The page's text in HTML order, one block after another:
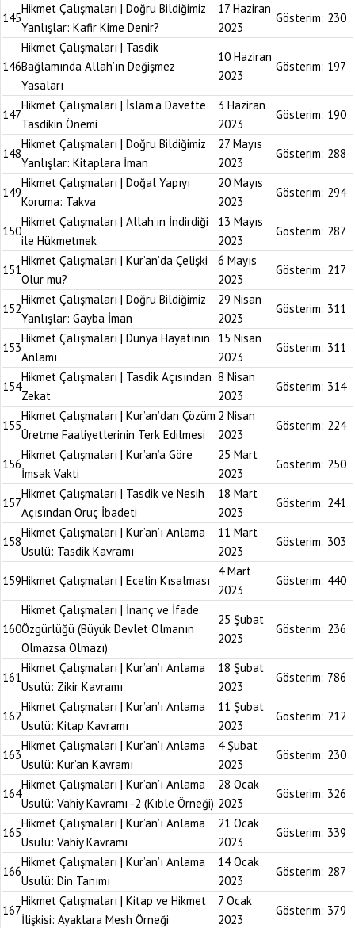
145
Hikmet Çalışmaları | Doğru Bildiğimiz
Yanlışlar: Kafir Kime Denir?
17 Haziran
2023
Gösterim: 230
146
Hikmet Çalışmaları | Tasdik
Bağlamında Allah’ın Değişmez
Yasaları
10 Haziran
2023
Gösterim: 197
147
Hikmet Çalışmaları | İslam’a Davette
Tasdikin Önemi
3 Haziran
2023
Gösterim: 190
148
Hikmet Çalışmaları | Doğru Bildiğimiz
Yanlışlar: Kitaplara İman
27 Mayıs
2023
Gösterim: 288
149
Hikmet Çalışmaları | Doğal Yapıyı
Koruma: Takva
20 Mayıs
2023
Gösterim: 294
150
Hikmet Çalışmaları | Allah’ın İndirdiği
ile Hükmetmek
13 Mayıs
2023
Gösterim: 287
151
Hikmet Çalışmaları | Kur’an’da Çelişki
Olur mu?
6 Mayıs
2023
Gösterim: 217
152
Hikmet Çalışmaları | Doğru Bildiğimiz
Yanlışlar: Gayba İman
29 Nisan
2023
Gösterim: 311
153
Hikmet Çalışmaları | Dünya Hayatının
Anlamı
15 Nisan
2023
Gösterim: 311
154
Hikmet Çalışmaları | Tasdik Açısından
Zekat
8 Nisan
2023
Gösterim: 314
155
Hikmet Çalışmaları | Kur’an’dan Çözüm
Üretme Faaliyetlerinin Terk Edilmesi
2 Nisan
2023
Gösterim: 224
156
Hikmet Çalışmaları | Kur’an’a Göre
İmsak Vakti
25 Mart
2023
Gösterim: 250
157
Hikmet Çalışmaları | Tasdik ve Nesih
Açısından Oruç İbadeti
18 Mart
2023
Gösterim: 241
158
Hikmet Çalışmaları | Kur’an’ı Anlama
Usulü: Tasdik Kavramı
11 Mart
2023
Gösterim: 303
159Hikmet Çalışmaları | Ecelin Kısalması
4 Mart
2023
Gösterim: 440
160
Hikmet Çalışmaları | İnanç ve İfade
Özgürlüğü (Büyük Devlet Olmanın
Olmazsa Olmazı)
25 Şubat
2023
Gösterim: 236
161
Hikmet Çalışmaları | Kur’an’ı Anlama
Usulü: Zikir Kavramı
18 Şubat
2023
Gösterim: 786
162
Hikmet Çalışmaları | Kur’an’ı Anlama
Usulü: Kitap Kavramı
11 Şubat
2023
Gösterim: 212
163
Hikmet Çalışmaları | Kur’an’ı Anlama
Usulü: Kur’an Kavramı
4 Şubat
2023
Gösterim: 230
164
Hikmet Çalışmaları | Kur’an’ı Anlama
Usulü: Vahiy Kavramı -2 (Kıble Örneği)
28 Ocak
2023
Gösterim: 326
165
Hikmet Çalışmaları | Kur’an’ı Anlama
Usulü: Vahiy Kavramı
21 Ocak
2023
Gösterim: 339
166
Hikmet Çalışmaları | Kur’an’ı Anlama
Usulü: Din Tanımı
14 Ocak
2023
Gösterim: 287
167
Hikmet Çalışmaları | Kitap ve Hikmet
İlişkisi: Ayaklara Mesh Örneği
7 Ocak
2023
Gösterim: 379